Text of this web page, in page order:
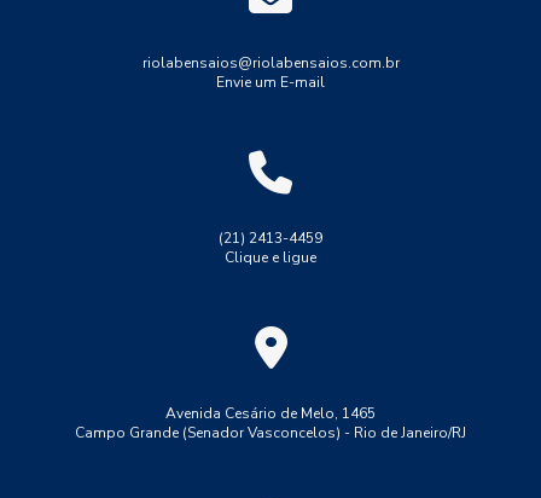
Indústria
Medição de espessura
Medição de espessura de tinta
Medição de espessura por ultrassom
Tubulações
Ultrassom phased array
Ultrassom tofd
ensaio de tração convencional
ensaio de tração do aço ca 50
riolabensaios@riolabensaios.com.br
Envie um E-mail
(21) 2413-4459
Clique e ligue
Avenida Cesário de Melo, 1465
Campo Grande (Senador Vasconcelos) - Rio de Janeiro/RJ